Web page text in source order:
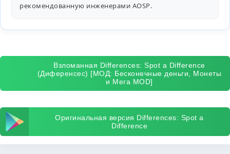
рекомендованную инженерами AOSP.
Взломанная Differences: Spot a Difference
(Диференсес) [МОД: Бесконечные деньги, Монеты
и Мега MOD]
Оригинальная версия Differences: Spot a
Difference